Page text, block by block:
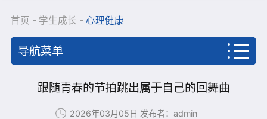
首页 学生成长 心理健康
导航菜单
学校概况
跟随青春的节拍跳出属于自己的回舞曲
2026年03月05日 发布者：admin